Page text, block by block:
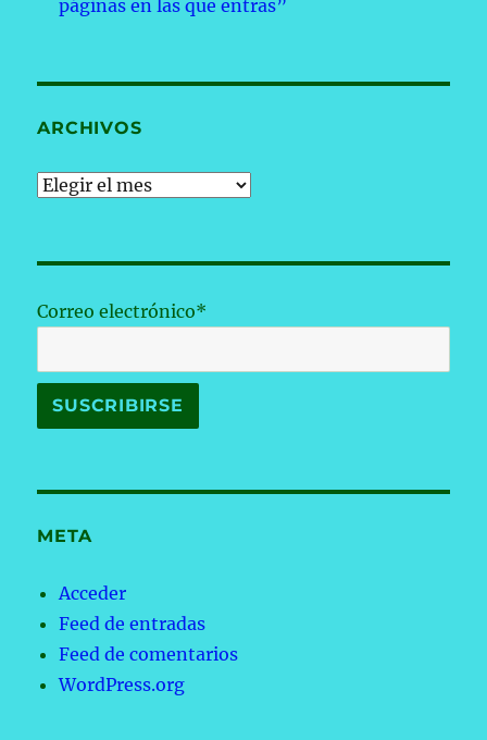
páginas en las que entras”
ARCHIVOS
Archivos
Correo electrónico*
META
Acceder
Feed de entradas
Feed de comentarios
WordPress.org